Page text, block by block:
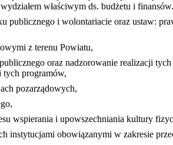
właściwym ds. budżetu i finansów.
publicznego i wolontariacie oraz ustaw:
z terenu Powiatu,
oraz nadzorowanie realizacji
programów,
pozarządowych,
wspierania i upowszechniania kultury
instytucjami obowiązanymi w zakresie